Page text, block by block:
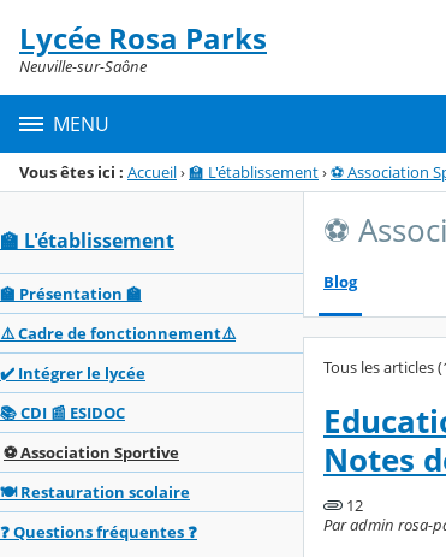
Menu de la rubrique
Contenu
Lycée Rosa Parks
Neuville-sur-Saône
MENU
Vous êtes ici : Accueil›🏫 L'établissement›⚽ Association
🏫 L'établissement
🏫 Présentation 🏫
⚠️ Cadre de fonctionnement⚠️
✔️ Intégrer le lycée
📚 CDI 📰 ESIDOC
⚽ Association Sportive
🍽️ Restauration scolaire
❓ Questions fréquentes ❓
⚽
Blog
Tous les articles
Notes
12
Par admin rosa-